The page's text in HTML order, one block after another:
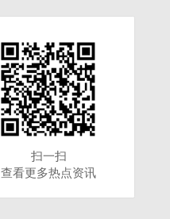
扫一扫
查看更多热点资讯
扫一扫
查看更多热点资讯